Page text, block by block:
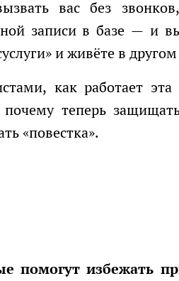
записи в базе — и
и живёте в
теперь
«повестка».